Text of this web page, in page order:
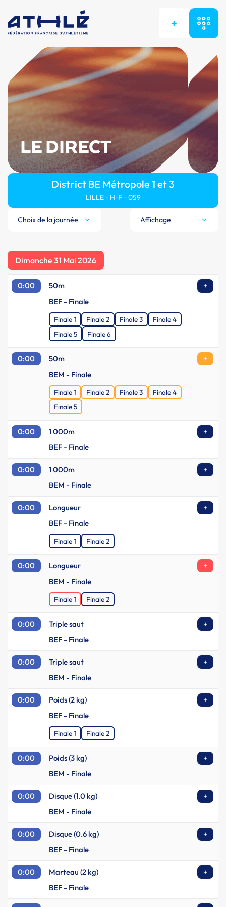
+
LE DIRECT
District BE Métropole 1 et 3
LILLE - H-F - 059
Choix de la journée Affichage
Dimanche 31 Mai 2026
0:00 50m
+
BEF - Finale
Finale 1 Finale 2 Finale 3
Finale 4
Finale 5
Finale 6
0:00 50m
+
BEM - Finale
Finale 1 Finale 2 Finale 3
Finale 4
Finale 5
0:00 1 000m
+
BEF - Finale
0:00 1 000m
+
BEM - Finale
0:00 Longueur
+
BEF - Finale
Finale 1 Finale 2
0:00 Longueur
+
BEM - Finale
Finale 1 Finale 2
0:00 Triple saut
+
BEF - Finale
0:00 Triple saut
+
BEM - Finale
0:00 Poids (2 kg)
+
BEF - Finale
Finale 1 Finale 2
0:00 Poids (3 kg)
+
BEM - Finale
0:00 Disque (1.0 kg)
+
BEM - Finale
0:00 Disque (0.6 kg)
+
BEF - Finale
0:00 Marteau (2 kg)
+
BEF - Finale